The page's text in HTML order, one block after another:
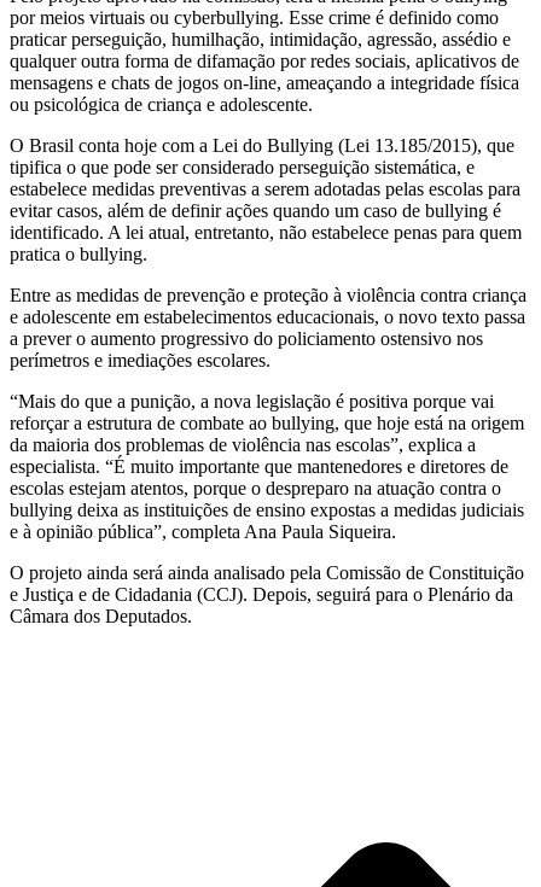
por meios virtuais ou cyberbullying. Esse crime é definido como
praticar perseguição, humilhação, intimidação, agressão, assédio e
qualquer outra forma de difamação por redes sociais, aplicativos de
mensagens e chats de jogos on-line, ameaçando a integridade física
ou psicológica de criança e adolescente.
O Brasil conta hoje com a Lei do Bullying (Lei 13.185/2015), que
tipifica o que pode ser considerado perseguição sistemática, e
estabelece medidas preventivas a serem adotadas pelas escolas para
evitar casos, além de definir ações quando um caso de bullying é
identificado. A lei atual, entretanto, não estabelece penas para quem
pratica o bullying.
Entre as medidas de prevenção e proteção à violência contra criança
e adolescente em estabelecimentos educacionais, o novo texto passa
a prever o aumento progressivo do policiamento ostensivo nos
perímetros e imediações escolares.
“Mais do que a punição, a nova legislação é positiva porque vai
reforçar a estrutura de combate ao bullying, que hoje está na origem
da maioria dos problemas de violência nas escolas”, explica a
especialista. “É muito importante que mantenedores e diretores de
escolas estejam atentos, porque o despreparo na atuação contra o
bullying deixa as instituições de ensino expostas a medidas judiciais
e à opinião pública”, completa Ana Paula Siqueira.
O projeto ainda será ainda analisado pela Comissão de Constituição
e Justiça e de Cidadania (CCJ). Depois, seguirá para o Plenário da
Câmara dos Deputados.